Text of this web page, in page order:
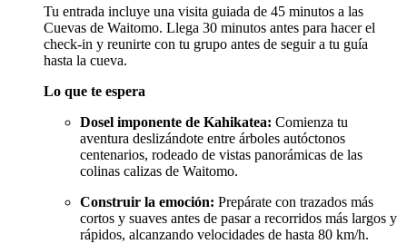
Tu entrada incluye una visita guiada de 45 minutos a las
Cuevas de Waitomo. Llega 30 minutos antes para hacer el
check-in y reunirte con tu grupo antes de seguir a tu guía
hasta la cueva.
Lo que te espera
Dosel imponente de Kahikatea: Comienza tu
aventura deslizándote entre árboles autóctonos
centenarios, rodeado de vistas panorámicas de las
colinas calizas de Waitomo.
Construir la emoción: Prepárate con trazados más
cortos y suaves antes de pasar a recorridos más largos y
rápidos, alcanzando velocidades de hasta 80 km/h.